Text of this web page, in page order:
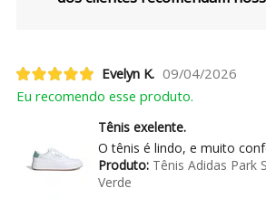
Evelyn K. 09/04/2026
Eu recomendo esse produto.
Tênis exelente.
O tênis é lindo, e muito
Produto:Tênis Adidas Park
Verde